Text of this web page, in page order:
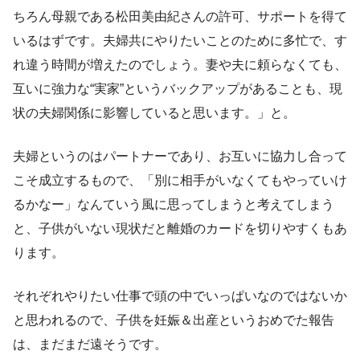
ちろん母親である松田美由紀さんの許可、サポートを得て
いるはずです。夫婦共にやりたいことのために多忙で、す
れ違う時間が増えたのでしょう。妻や夫に頼らなくても、
互いに強力な“実家”というバックアップがあることも、現
状の夫婦関係に影響していると思います。」と。
夫婦というのはパートナーであり、お互いに協力し合って
こそ成立するもので、「別に相手がいなくてもやっていけ
るかなー」なんていう風に思ってしまうと考えてしまう
と、子供がいない現状だと離婚のカードを切りやすくもあ
ります。
それぞれやりたい仕事で頭の中でいっぱいなのではないか
と思われるので、子供を妊娠＆出産というおめでた報告
は、まだまだ遠そうです。